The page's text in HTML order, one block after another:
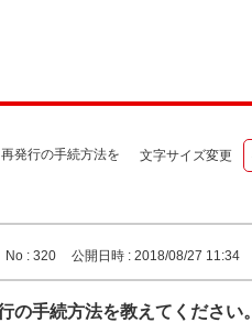
文字サイズ変更
発行の手続方法を
No : 320 公開日時 : 2018/08/27 11:34
の手続方法を教えてください。